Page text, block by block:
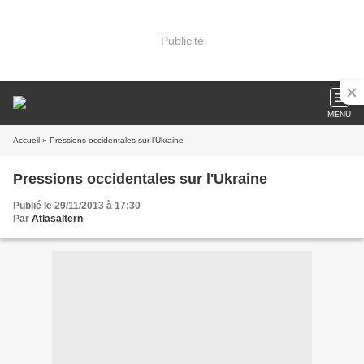
Publicité
MENU
Accueil » Pressions occidentales sur l'Ukraine
Pressions occidentales sur l'Ukraine
Publié le 29/11/2013 à 17:30
Par Atlasaltern